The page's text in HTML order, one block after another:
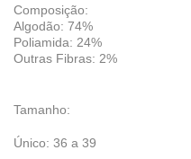
Composição:
Algodão: 74%
Poliamida: 24%
Outras Fibras: 2%
Tamanho:
Único: 36 a 39